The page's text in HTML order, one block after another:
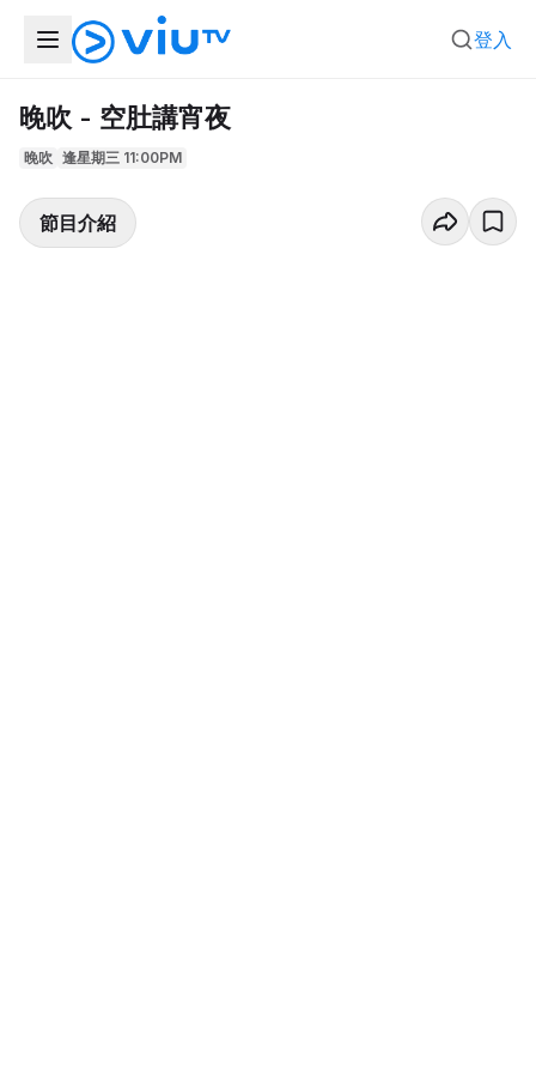
登入
晚吹 - 空肚講宵夜
晚吹 逢星期三 11:00PM
節目介紹